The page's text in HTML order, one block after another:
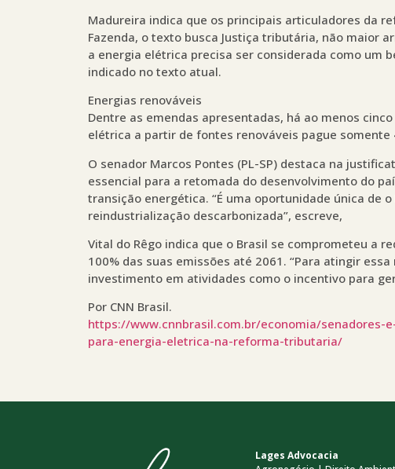
Madureira indica que os principais articuladores da
Fazenda, o texto busca Justiça tributária, não maior
a energia elétrica precisa ser considerada como um
indicado no texto atual.
Energias renováveis
Dentre as emendas apresentadas, há ao menos
elétrica a partir de fontes renováveis pague somente
O senador Marcos Pontes (PL-SP) destaca na
essencial para a retomada do desenvolvimento do
transição energética. “É uma oportunidade única de
reindustrialização descarbonizada”, escreve,
Vital do Rêgo indica que o Brasil se comprometeu a
100% das suas emissões até 2061. “Para atingir
investimento em atividades como o incentivo para
Por CNN Brasil.
https://www.cnnbrasil.com.br/economia/
para-energia-eletrica-na-reforma-tributaria/
Lages Advocacia